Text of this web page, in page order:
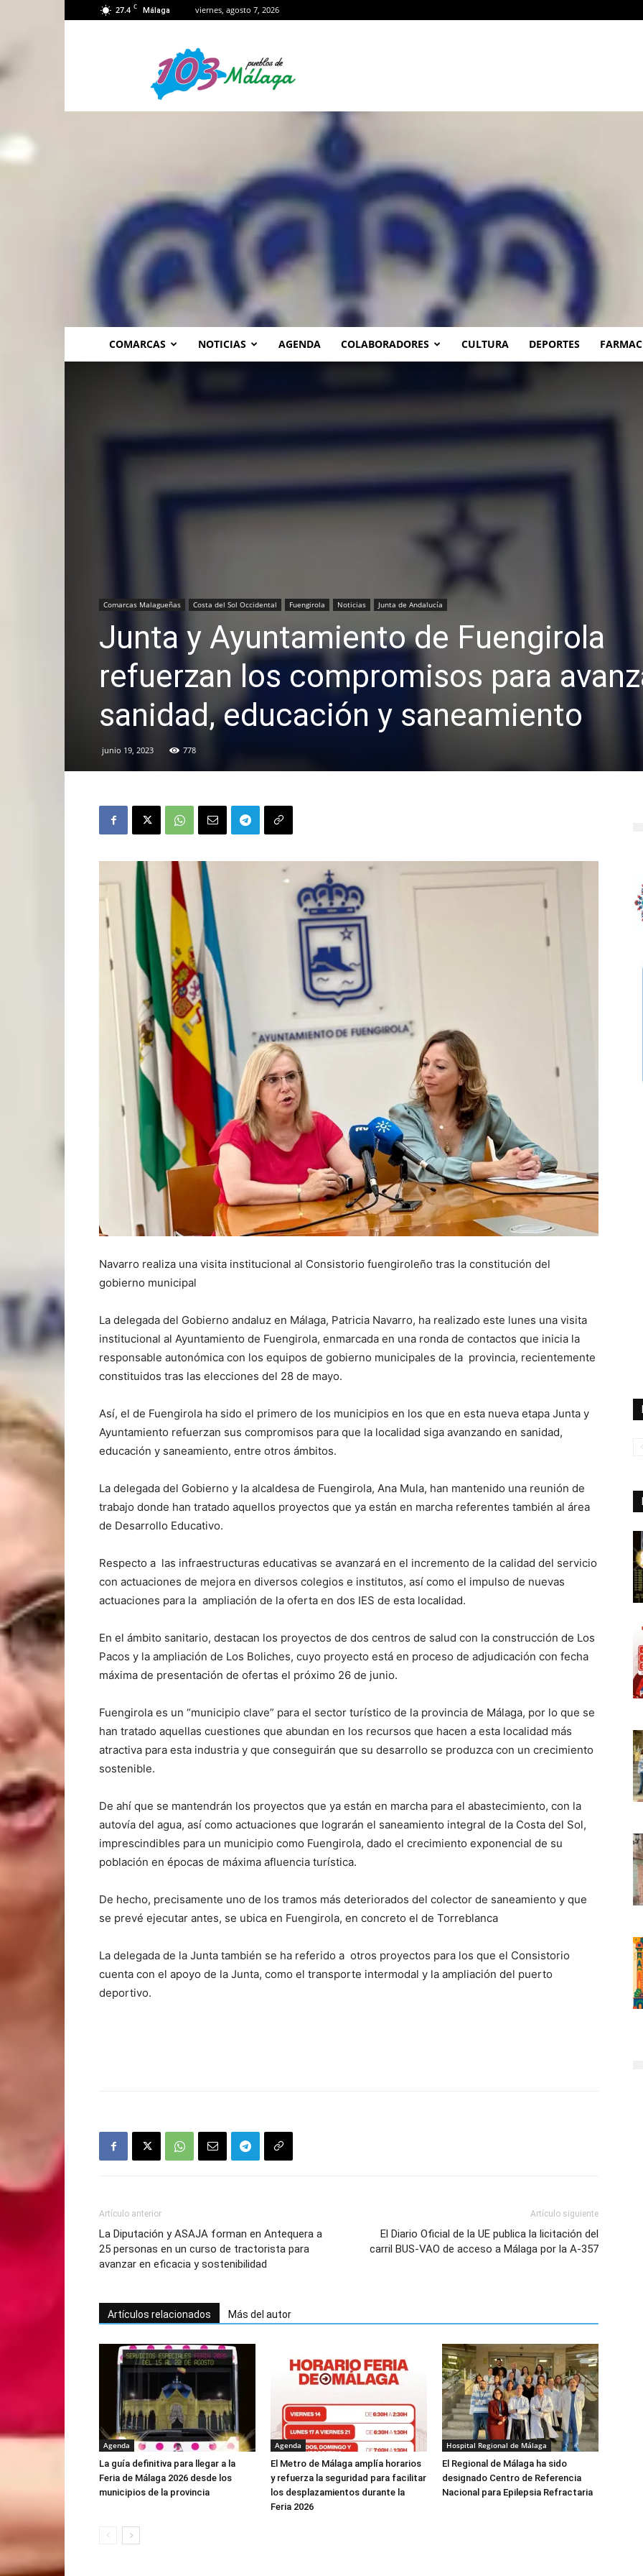
27.4 C Málaga viernes, agosto 7, 2026
Málaga
COMARCAS NOTICIAS AGENDA COLABORADORES CULTURA DEPORTES
Comarcas Malagueñas Costa del Sol Occidental Fuengirola Noticias Junta de Andalucía
Junta y Ayuntamiento de Fuengirola
refuerzan los compromisos para
sanidad, educación y saneamiento
junio 19, 2023 778
Navarro realiza una visita institucional al Consistorio fuengiroleño tras la constitución del
gobierno municipal
La delegada del Gobierno andaluz en Málaga, Patricia Navarro, ha realizado este lunes una visita
institucional al Ayuntamiento de Fuengirola, enmarcada en una ronda de contactos que inicia la
responsable autonómica con los equipos de gobierno municipales de la provincia, recientemente
constituidos tras las elecciones del 28 de mayo.
Así, el de Fuengirola ha sido el primero de los municipios en los que en esta nueva etapa Junta y
Ayuntamiento refuerzan sus compromisos para que la localidad siga avanzando en sanidad,
educación y saneamiento, entre otros ámbitos.
La delegada del Gobierno y la alcaldesa de Fuengirola, Ana Mula, han mantenido una reunión de
trabajo donde han tratado aquellos proyectos que ya están en marcha referentes también al área
de Desarrollo Educativo.
Respecto a las infraestructuras educativas se avanzará en el incremento de la calidad del servicio
con actuaciones de mejora en diversos colegios e institutos, así como el impulso de nuevas
actuaciones para la ampliación de la oferta en dos IES de esta localidad.
En el ámbito sanitario, destacan los proyectos de dos centros de salud con la construcción de Los
Pacos y la ampliación de Los Boliches, cuyo proyecto está en proceso de adjudicación con fecha
máxima de presentación de ofertas el próximo 26 de junio.
Fuengirola es un “municipio clave” para el sector turístico de la provincia de Málaga, por lo que se
han tratado aquellas cuestiones que abundan en los recursos que hacen a esta localidad más
atractiva para esta industria y que conseguirán que su desarrollo se produzca con un crecimiento
sostenible.
De ahí que se mantendrán los proyectos que ya están en marcha para el abastecimiento, con la
autovía del agua, así como actuaciones que lograrán el saneamiento integral de la Costa del Sol,
imprescindibles para un municipio como Fuengirola, dado el crecimiento exponencial de su
población en épocas de máxima afluencia turística.
De hecho, precisamente uno de los tramos más deteriorados del colector de saneamiento y que
se prevé ejecutar antes, se ubica en Fuengirola, en concreto el de Torreblanca
La delegada de la Junta también se ha referido a otros proyectos para los que el Consistorio
cuenta con el apoyo de la Junta, como el transporte intermodal y la ampliación del puerto
deportivo.
Artículo anterior
La Diputación y ASAJA forman en Antequera a
25 personas en un curso de tractorista para
avanzar en eficacia y sostenibilidad
Artículo siguiente
El Diario Oficial de la UE publica la licitación del
carril BUS-VAO de acceso a Málaga por la A-357
Artículos relacionados Más del autor
Agenda
La guía definitiva para llegar a la
Feria de Málaga 2026 desde los
municipios de la provincia
Agenda
El Metro de Málaga amplía horarios
y refuerza la seguridad para facilitar
los desplazamientos durante la
Feria 2026
Hospital Regional de Málaga
El Regional de Málaga ha sido
designado Centro de Referencia
Nacional para Epilepsia Refractaria